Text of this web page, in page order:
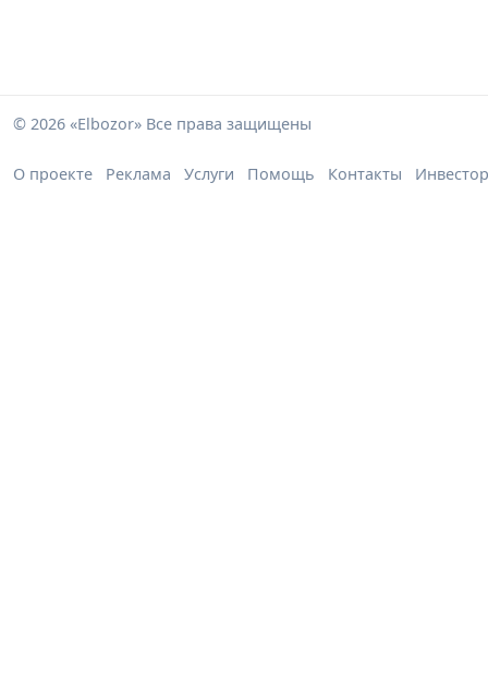
© 2026 «Elbozor» Все права защищены
О проекте Реклама Услуги Помощь Контакты